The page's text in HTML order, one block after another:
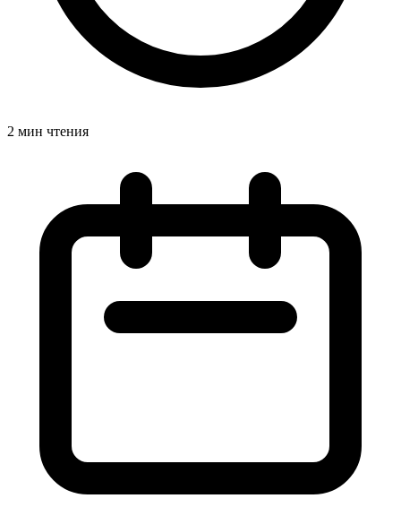
2 мин чтения